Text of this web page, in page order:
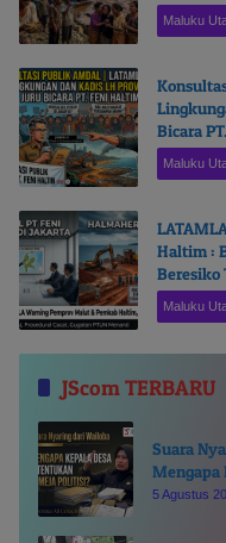
Maluku
Bicara
Maluku
Haltim :
Beresiko
Maluku
JScom TERBARU
Suara
Mengapa
Politisi?
5 Agustus